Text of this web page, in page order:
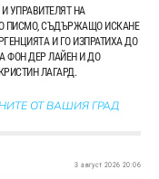
УПРАВИТЕЛЯТ НА
ПИСМО, СЪДЪРЖАЩО ИСКАНЕ
И ГО ИЗПРАТИХА ДО
ФОН ДЕР ЛАЙЕН И ДО
ЛАГАРД.
ОТ ВАШИЯ ГРАД
3 август 2026 20:06